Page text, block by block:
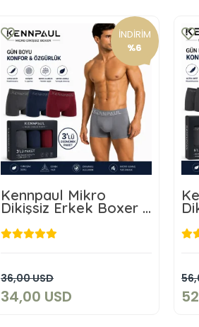
İNDİRİM
%6
Kennpaul Mikro
Dikişsiz Erkek Boxer 3
Lü Paket
36,00 USD
34,00 USD